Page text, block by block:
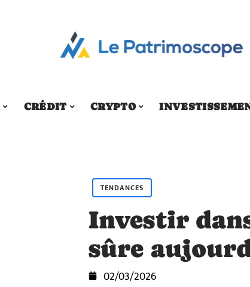
CRÉDIT CRYPTO
TENDANCES
Investir
sûre
02/03/2026